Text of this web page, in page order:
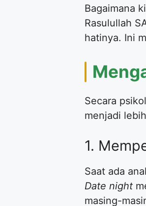
Bagaimana
Rasulullah
hatinya. Ini
Secara
menjadi
1.
Saat ada
Date night
masing-